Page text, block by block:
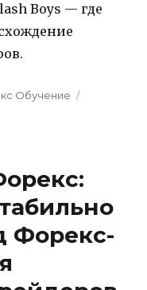
Boys — где
Обучение
Форекс-